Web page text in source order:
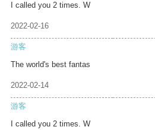
I called you 2 times. W
2022-02-16
游客
The world's best fantas
2022-02-14
游客
I called you 2 times. W